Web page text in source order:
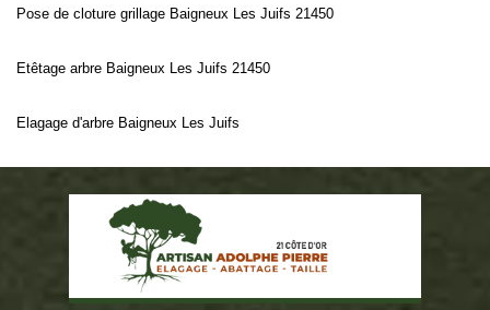
Pose de cloture grillage Baigneux Les Juifs 21450
Etêtage arbre Baigneux Les Juifs 21450
Elagage d'arbre Baigneux Les Juifs